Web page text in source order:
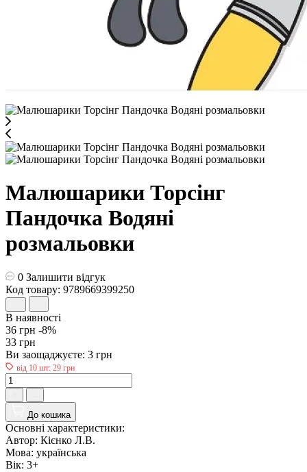
Малюшарики Торсінг
Пандочка Водяні
розмальовки
0 Залишити відгук
Код товару: 9789669399250
В наявності
36 грн -8%
33 грн
Ви заощаджуєте: 3 грн
від 10 шт: 29 грн
До кошика
Основні характеристики:
Автор: Кієнко Л.В.
Мова: українська
Вік: 3+